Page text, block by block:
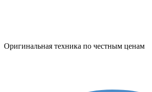
Оригинальная техника по честным ценам